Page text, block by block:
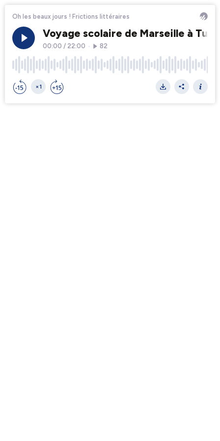
Oh les beaux jours ! Frictions littéraires
Voyage scolaire de Marseille à
00:00 / 22:00 82
×1